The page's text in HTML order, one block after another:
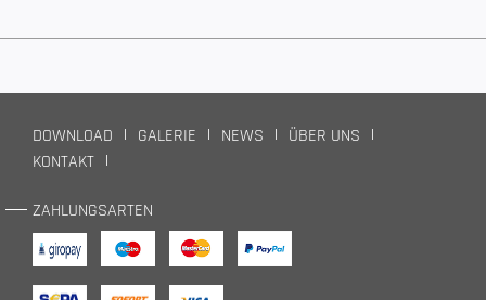
DOWNLOAD GALERIE NEWS
ÜBER UNS
KONTAKT
ZAHLUNGSARTEN